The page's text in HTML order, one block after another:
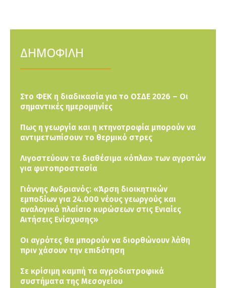
ΔΗΜΟΦΙΛΗ
Στο ΦΕΚ η διαδικασία για το ΟΣΔΕ 2026 – Οι
σημαντικές ημερομηνίες
Πως η γεωργία και η κτηνοτροφία μπορούν να
αντιμετωπίσουν το θερμικό στρες
Λιγοστεύουν τα διαθέσιμα «όπλα» των αγροτών
για φυτοπροστασία
Γιάννης Ανδριανός: «Άρση διοικητικών
εμποδίων για 24.000 νέους γεωργούς και
αναλογικό πλαίσιο κυρώσεων στις Ενιαίες
Αιτήσεις Ενίσχυσης»
Οι αγρότες θα μπορούν να διορθώνουν λάθη
πριν χάσουν την επιδότηση
Σε κρίσιμη καμπή τα αγροδιατροφικά
συστήματα της Μεσογείου